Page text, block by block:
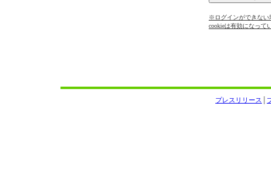
※ログインができない
cookieは有効になって
プレスリリース